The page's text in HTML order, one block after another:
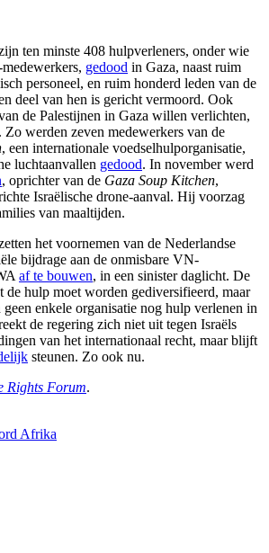
ten minste 408 hulpverleners, onder wie
gedood in Gaza, naast ruim
personeel, en ruim honderd leden van de
deel van hen is gericht vermoord. Ook
de Palestijnen in Gaza willen verlichten,
werden zeven medewerkers van de
, een internationale voedselhulporganisatie,
luchtaanvallen gedood. In november werd
, oprichter van de Gaza Soup Kitchen,
Israëlische drone-aanval. Hij voorzag
van maaltijden.
het voornemen van de Nederlandse
bijdrage aan de onmisbare VN-
af te bouwen, in een sinister daglicht. De
de hulp moet worden gediversifieerd, maar
enkele organisatie nog hulp verlenen in
de regering zich niet uit tegen Israëls
van het internationaal recht, maar blijft
steunen. Zo ook nu.
Rights Forum.
Afrika